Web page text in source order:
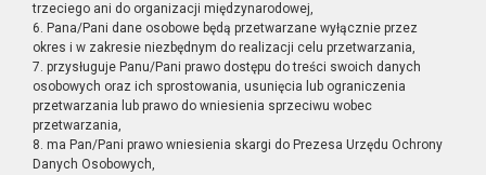
trzeciego ani do organizacji międzynarodowej,
6. Pana/Pani dane osobowe będą przetwarzane wyłącznie przez
okres i w zakresie niezbędnym do realizacji celu przetwarzania,
7. przysługuje Panu/Pani prawo dostępu do treści swoich danych
osobowych oraz ich sprostowania, usunięcia lub ograniczenia
przetwarzania lub prawo do wniesienia sprzeciwu wobec
przetwarzania,
8. ma Pan/Pani prawo wniesienia skargi do Prezesa Urzędu Ochrony
Danych Osobowych,